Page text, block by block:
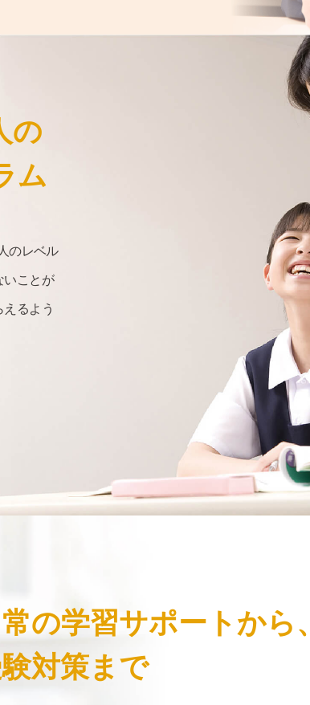
の
ム
のレベル
いことが
るよう
常の学習サポートから、
対策まで